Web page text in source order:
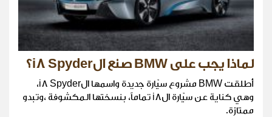
لماذا يجب على BMW صنع الi8 Spyder؟
أطلقت BMW مشروع سيّارة جديدة واسمها الi8 Spyder،
وهي كناية عن سيّارة الi8 تماماً، بنسختها المكشوفة ،وتبدو
ممتازة.